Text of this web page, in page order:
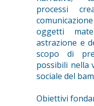
processi
oggetti
astrazione e
scopo di
possibili nella
sociale del
Obiettivi